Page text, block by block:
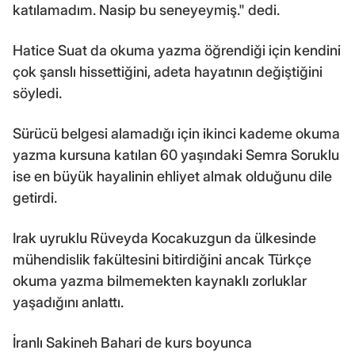
katılamadım. Nasip bu seneyeymiş." dedi.
Hatice Suat da okuma yazma öğrendiği için kendini
çok şanslı hissettiğini, adeta hayatının değiştiğini
söyledi.
Sürücü belgesi alamadığı için ikinci kademe okuma
yazma kursuna katılan 60 yaşındaki Semra Soruklu
ise en büyük hayalinin ehliyet almak olduğunu dile
getirdi.
Irak uyruklu Rüveyda Kocakuzgun da ülkesinde
mühendislik fakültesini bitirdiğini ancak Türkçe
okuma yazma bilmemekten kaynaklı zorluklar
yaşadığını anlattı.
İranlı Sakineh Bahari de kurs boyunca